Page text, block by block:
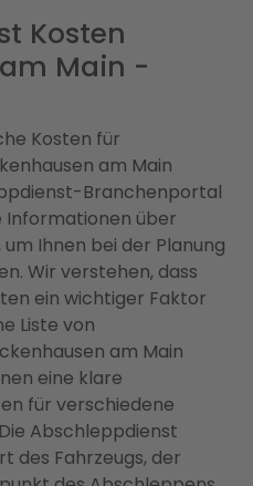
Kosten
Main -
Kosten für
am Main
Branchenportal
Informationen über
Ihnen bei der Planung
Wir verstehen, dass
ein wichtiger Faktor
Liste von
am Main
eine klare
für verschiedene
Abschleppdienst
des Fahrzeugs, der